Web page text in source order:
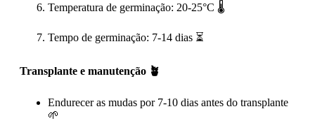
Temperatura de germinação: 20-25°C 🌡️
Tempo de germinação: 7-14 dias ⏳
Transplante e manutenção 🪴
Endurecer as mudas por 7-10 dias antes do transplante
🌱